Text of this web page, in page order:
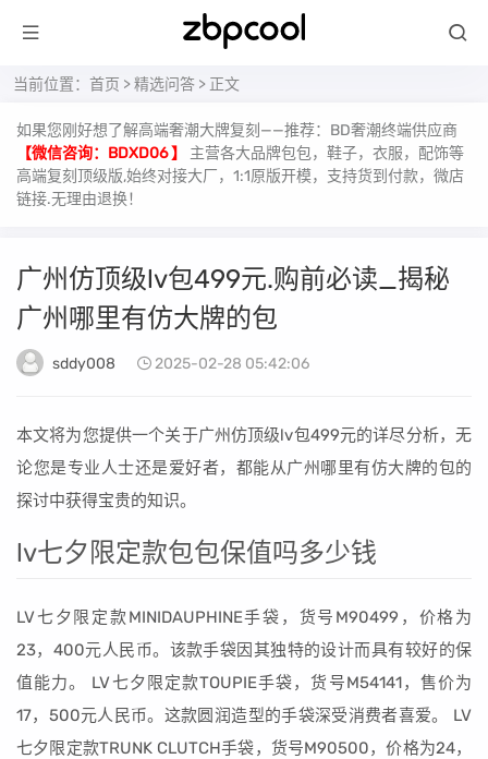
当前位置： 首页 >精选问答 > 正文
如果您刚好想了解高端奢潮大牌复刻——推荐：BD奢潮终端供应商
【微信咨询：BDXD06 】
主营各大品牌包包，鞋子，衣服，配饰等
高端复刻顶级版,始终对接大厂，1:1原版开模，支持货到付款，微店
链接.无理由退换！
广州仿顶级lv包499元.购前必读_揭秘
广州哪里有仿大牌的包
sddy008 2025-02-28 05:42:06
本文将为您提供一个关于广州仿顶级lv包499元的详尽分析，无
论您是专业人士还是爱好者，都能从广州哪里有仿大牌的包的
探讨中获得宝贵的知识。
lv七夕限定款包包保值吗多少钱
LV七夕限定款MINIDAUPHINE手袋，货号M90499，价格为
23，400元人民币。该款手袋因其独特的设计而具有较好的保
值能力。 LV七夕限定款TOUPIE手袋，货号M54141，售价为
17，500元人民币。这款圆润造型的手袋深受消费者喜爱。 LV
七夕限定款TRUNK CLUTCH手袋，货号M90500，价格为24，